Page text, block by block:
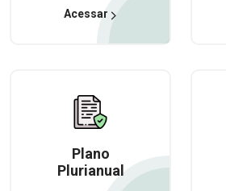
Acessar
Plano
Plurianual